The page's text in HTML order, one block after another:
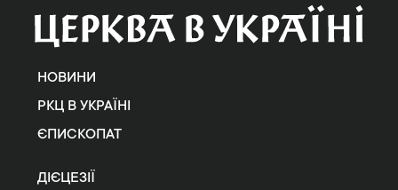
НОВИНИ
РКЦ В УКРАЇНІ
ЄПИСКОПАТ
ДІЄЦЕЗІЇ